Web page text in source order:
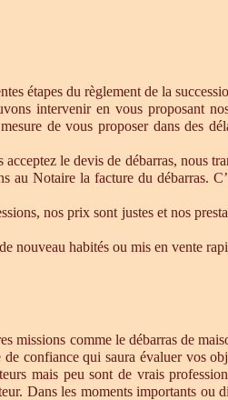
étapes du règlement de la
intervenir en vous proposant
de vous proposer dans des
le devis de débarras, nous
au Notaire la facture du débarras.
nos prix sont justes et nos
nouveau habités ou mis en vente
missions comme le débarras de
confiance qui saura évaluer vos
mais peu sont de vrais
Dans les moments importants ou